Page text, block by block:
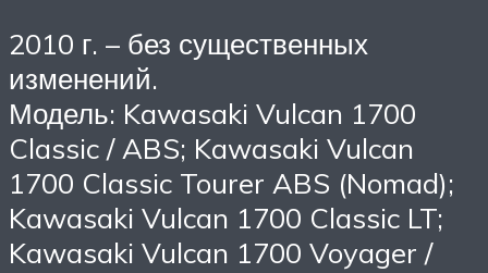
2010 г. – без существенных
изменений.
Модель: Kawasaki Vulcan 1700
Classic / ABS; Kawasaki Vulcan
1700 Classic Tourer ABS (Nomad);
Kawasaki Vulcan 1700 Classic LT;
Kawasaki Vulcan 1700 Voyager /